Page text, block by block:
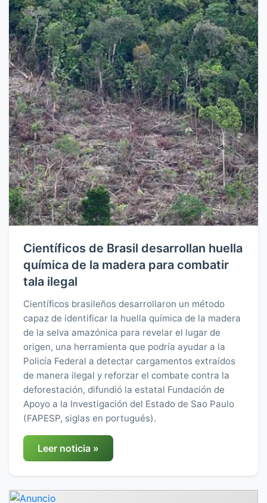
Científicos de Brasil desarrollan huella
química de la madera para combatir
tala ilegal
Científicos brasileños desarrollaron un método
capaz de identificar la huella química de la madera
de la selva amazónica para revelar el lugar de
origen, una herramienta que podría ayudar a la
Policía Federal a detectar cargamentos extraídos
de manera ilegal y reforzar el combate contra la
deforestación, difundió la estatal Fundación de
Apoyo a la Investigación del Estado de Sao Paulo
(FAPESP, siglas en portugués).
Leer noticia »